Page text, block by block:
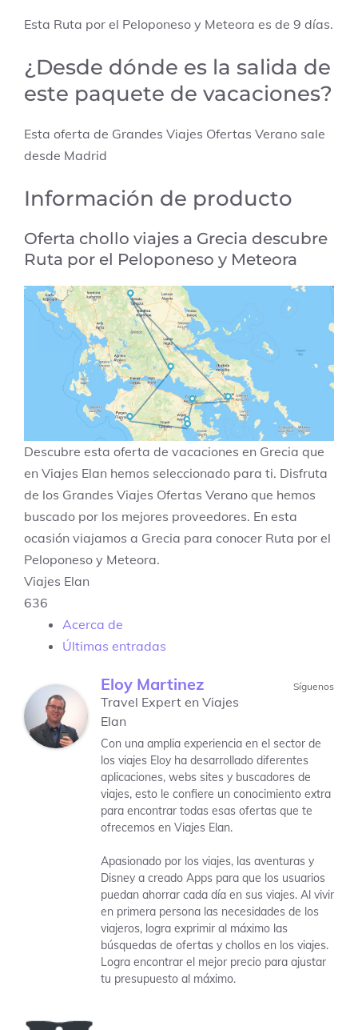
Esta Ruta por el Peloponeso y Meteora es de 9 días.
¿Desde dónde es la salida de
este paquete de vacaciones?
Esta oferta de Grandes Viajes Ofertas Verano sale
desde Madrid
Información de producto
Oferta chollo viajes a Grecia descubre
Ruta por el Peloponeso y Meteora
Descubre esta oferta de vacaciones en Grecia que
en Viajes Elan hemos seleccionado para ti. Disfruta
de los Grandes Viajes Ofertas Verano que hemos
buscado por los mejores proveedores. En esta
ocasión viajamos a Grecia para conocer Ruta por el
Peloponeso y Meteora.
Viajes Elan
636
Acerca de
Últimas entradas
Síguenos
Eloy Martinez
Travel Expert en Viajes
Elan
Con una amplia experiencia en el sector de
los viajes Eloy ha desarrollado diferentes
aplicaciones, webs sites y buscadores de
viajes, esto le confiere un conocimiento extra
para encontrar todas esas ofertas que te
ofrecemos en Viajes Elan.
Apasionado por los viajes, las aventuras y
Disney a creado Apps para que los usuarios
puedan ahorrar cada día en sus viajes. Al vivir
en primera persona las necesidades de los
viajeros, logra exprimir al máximo las
búsquedas de ofertas y chollos en los viajes.
Logra encontrar el mejor precio para ajustar
tu presupuesto al máximo.